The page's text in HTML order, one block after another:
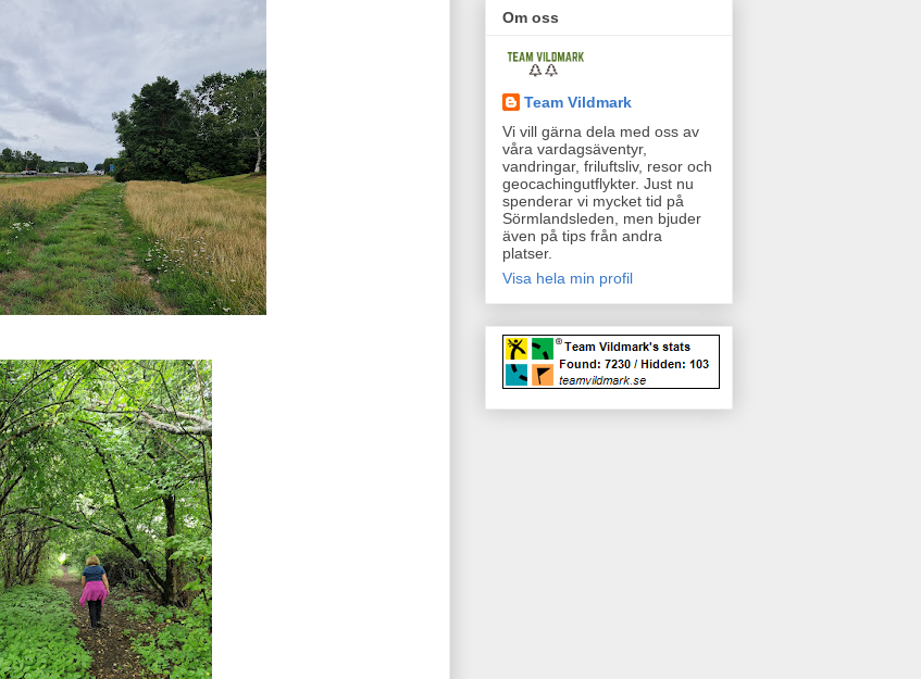
Om oss
Team Vildmark
Vi vill gärna dela med oss av
våra vardagsäventyr,
vandringar, friluftsliv, resor och
geocachingutflykter. Just nu
spenderar vi mycket tid på
Sörmlandsleden, men bjuder
även på tips från andra
platser.
Visa hela min profil